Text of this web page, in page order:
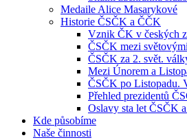
Medaile Alice Masarykové
Historie ČSČK a ČČK
Vznik ČK v českých
ČSČK mezi
ČSČK za 2. svět.
Mezi Únorem a
ČSČK po Listopadu.
Přehled prezidentů
Oslavy sta let ČSČK
Kde působíme
Naše činnosti